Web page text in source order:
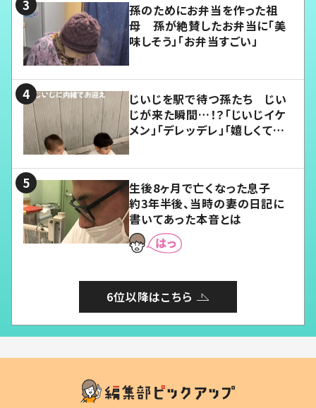
孫のためにお弁当を作った祖
母 孫が絶賛したお弁当に「美
味しそう」「お弁当すごい」
じいじを駅で待つ孫たち じい
じが来た瞬間…！？「じいじイケ
メン」「デレッデレ」「嬉しくて可
生後8ヶ月で亡くなった息子
約3年半後、当時の妻の日記に
書いてあった本音とは
6位以降はこちら